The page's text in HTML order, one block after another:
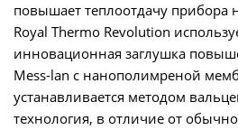
повышает теплоотдачу прибора
Royal Thermo Revolution
инновационная заглушка
Mess-lan с нанополимреной
устанавливается методом
технология, в отличие от